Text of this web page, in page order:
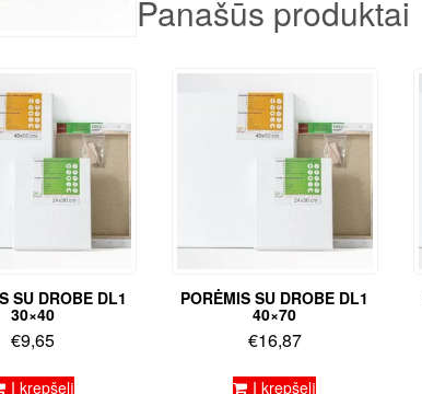
Panašūs produktai
SU DROBE DL1
30×40
€9,65
Į krepšelį
PORĖMIS SU DROBE DL1
40×70
€16,87
Į krepšelį